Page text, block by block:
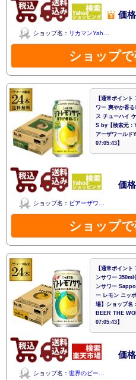
価
ショップ名： リカマンYah…
ショップ
【通常ポイン
ワー 爽やか香
ス チューハイ
S by【検索元：
アーザワールド
07:05:43】
価
ショップ名： ビアーザワ…
ショップ
【通常ポイン
ンサワー 350ml
ンサワー
ー レモン ニッ
場】ショップ名
BEER THE
07:05:43】
価
ショップ名： 世界のビー…